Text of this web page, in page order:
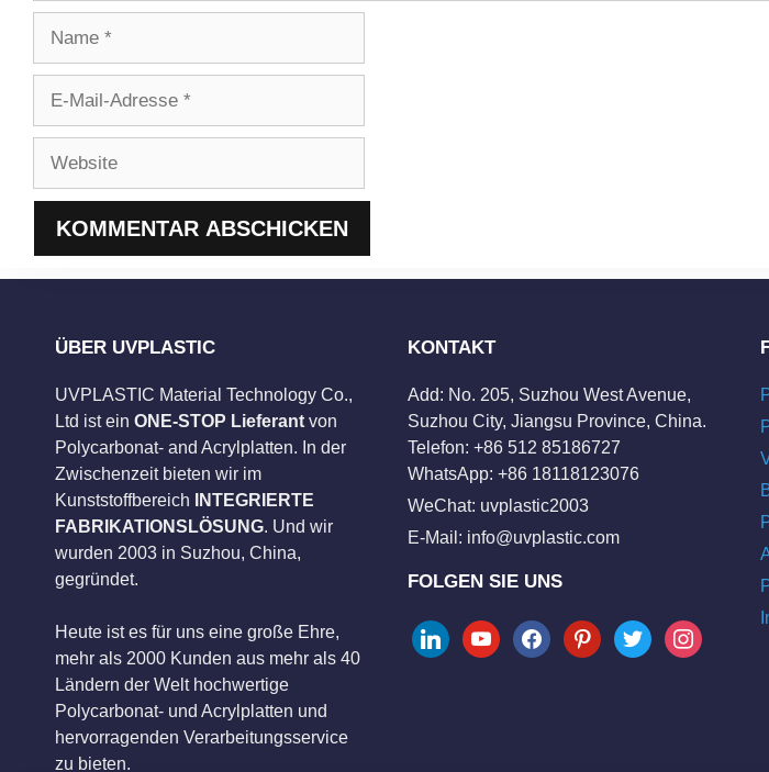
Adresse
ÜBER UVPLASTIC
UVPLASTIC Material Technology Co.,
Ltd ist ein ONE-STOP Lieferant von
Polycarbonat- and Acrylplatten. In der
Zwischenzeit bieten wir im
Kunststoffbereich
INTEGRIERTE
FABRIKATIONSLÖSUNG. Und wir
wurden 2003 in Suzhou, China,
gegründet.
Heute ist es für uns eine große Ehre,
mehr als 2000 Kunden aus mehr als 40
Ländern der Welt hochwertige
Polycarbonat- und Acrylplatten und
hervorragenden Verarbeitungsservice
zu bieten.
KONTAKT
Add: No. 205, Suzhou West Avenue,
Suzhou City, Jiangsu Province, China.
Telefon: +86 512 85186727
WhatsApp: +86 18118123076
WeChat: uvplastic2003
E-Mail: info@uvplastic.com
FOLGEN SIE UNS
linkedinyoutubefacebookpinteresttwitter instagram